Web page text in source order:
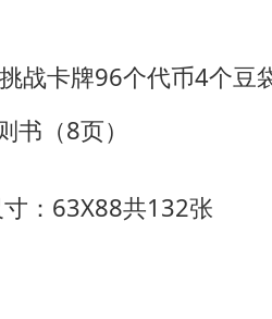
战卡牌96个代币4个豆
书（8页）
：63X88共132张